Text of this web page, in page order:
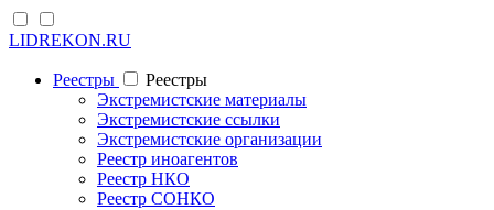
LIDREKON.RU
Реестры
Реестры
Экстремистские материалы
Экстремистские ссылки
Экстремистские организации
Реестр иноагентов
Реестр НКО
Реестр СОНКО